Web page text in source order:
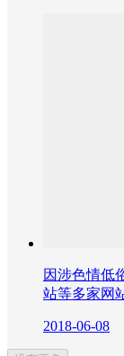
因涉色情低
站等多家网
2018-06-08